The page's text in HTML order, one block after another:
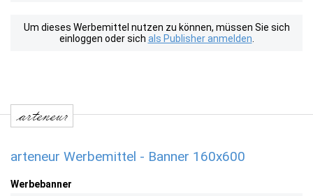
Um dieses Werbemittel nutzen zu können, müssen Sie sich
einloggen oder sich als Publisher anmelden
arteneur Werbemittel - Banner 160x600
Werbebanner